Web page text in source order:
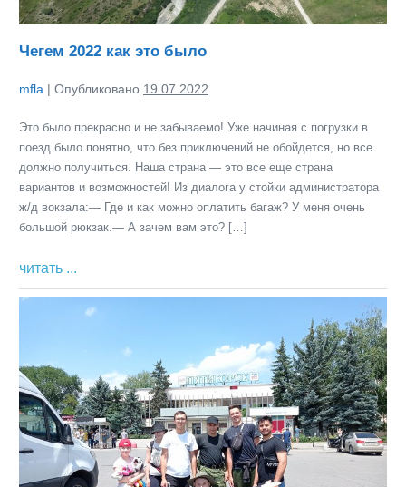
Чегем 2022 как это было
mfla | Опубликовано 19.07.2022
Это было прекрасно и не забываемо! Уже начиная с погрузки в
поезд было понятно, что без приключений не обойдется, но все
должно получиться. Наша страна — это все еще страна
вариантов и возможностей! Из диалога у стойки администратора
ж/д вокзала:— Где и как можно оплатить багаж? У меня очень
большой рюкзак.— А зачем вам это? […]
читать ...
2022
как